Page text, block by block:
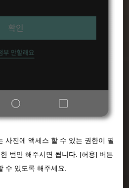
사진에 액세스 할 수 있는 권한이 필
번만 해주시면 됩니다. [허용] 버튼
수 있도록 해주세요.